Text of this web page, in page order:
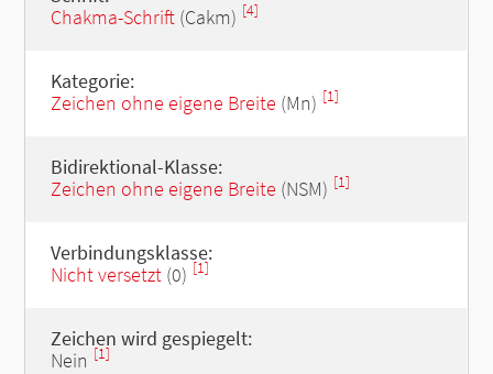
Chakma-Schrift(Cakm) [4]
Kategorie:
Zeichen ohne eigene Breite (Mn) [1]
Bidirektional-Klasse:
Zeichen ohne eigene Breite (NSM) [1]
Verbindungsklasse:
Nicht versetzt(0) [1]
Zeichen wird gespiegelt:
Nein [1]